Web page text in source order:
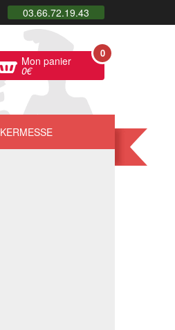
03.66.72.19.43
Mon panier
0€
0
KERMESSE